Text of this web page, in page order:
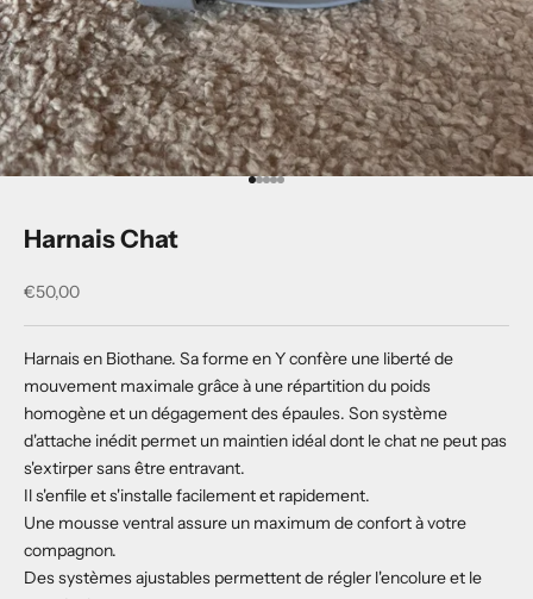
Aller à l'élément 1
Aller à l'élément 2
Aller à l'élément 3
Aller à l'élément 4
Aller à l'élément 5
Harnais Chat
Prix de vente
€50,00
Harnais en Biothane. Sa forme en Y confère une liberté de
mouvement maximale grâce à une répartition du poids
homogène et un dégagement des épaules. Son système
d'attache inédit permet un maintien idéal dont le chat ne peut pas
s'extirper sans être entravant.
Il s'enfile et s'installe facilement et rapidement.
Une mousse ventral assure un maximum de confort à votre
compagnon.
Des systèmes ajustables permettent de régler l'encolure et le